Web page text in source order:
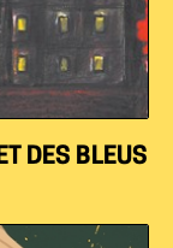
DES BLEUS